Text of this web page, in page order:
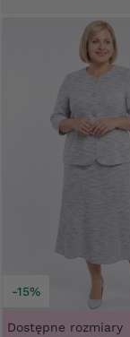
-15%
Dostępne rozmiary